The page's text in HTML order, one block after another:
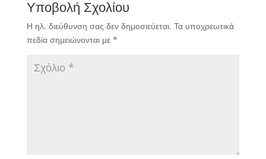
Υποβολή Σχολίου
Η ηλ. διεύθυνση σας δεν δημοσιεύεται. Τα υποχρεωτικά
πεδία σημειώνονται με *